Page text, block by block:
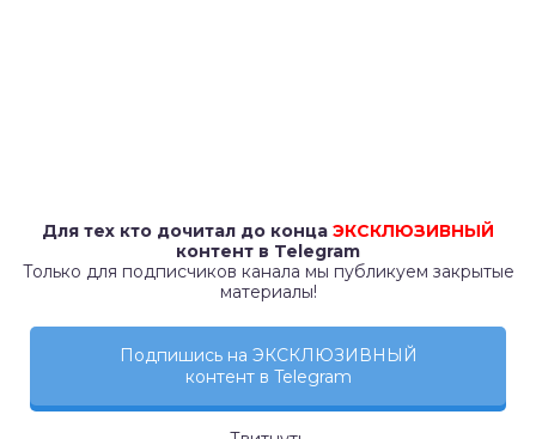
Для тех кто дочитал до конца ЭКСКЛЮЗИВНЫЙ
контент в Telegram
Только для подписчиков канала мы публикуем закрытые
материалы!
Подпишись на ЭКСКЛЮЗИВНЫЙ
контент в Telegram